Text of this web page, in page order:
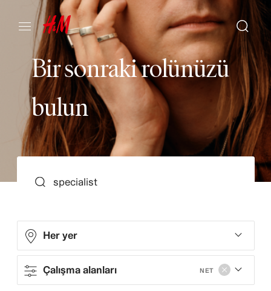
Birsonrakirolünüzü
bulun
Her yer
Çalışma alanları NET